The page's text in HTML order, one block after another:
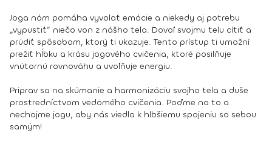
Joga nám pomáha vyvolať emócie a niekedy aj potrebu
„vypustiť“ niečo von z nášho tela. Dovoľ svojmu telu cítiť a
prúdiť spôsobom, ktorý ti ukazuje. Tento prístup ti umožní
prežiť hĺbku a krásu jogového cvičenia, ktoré posilňuje
vnútornú rovnováhu a uvoľňuje energiu.
Priprav sa na skúmanie a harmonizáciu svojho tela a duše
prostredníctvom vedomého cvičenia. Poďme na to a
nechajme jogu, aby nás viedla k hlbšiemu spojeniu so sebou
samým!